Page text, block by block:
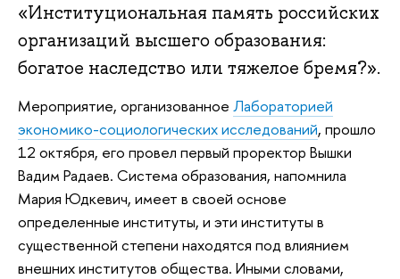
«Институциональная память российских
организаций высшего образования:
богатое наследство или тяжелое бремя?».
Мероприятие, организованное Лабораторией
экономико-социологических исследований, прошло
12 октября, его провел первый проректор Вышки
Вадим Радаев. Система образования, напомнила
Мария Юдкевич, имеет в своей основе
определенные институты, и эти институты в
существенной степени находятся под влиянием
внешних институтов общества. Иными словами,